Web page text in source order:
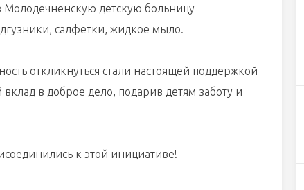
Молодечненскую детскую больницу
салфетки, жидкое мыло.
откликнуться стали настоящей поддержкой
вклад в доброе дело, подарив детям заботу и
к этой инициативе!